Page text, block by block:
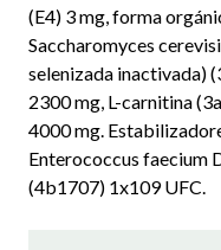
(E4) 3 mg, forma
Saccharomyces
selenizada inactivada)
2300 mg, L-carnitina
4000 mg.
Enterococcus
(4b1707) 1x109 UFC.